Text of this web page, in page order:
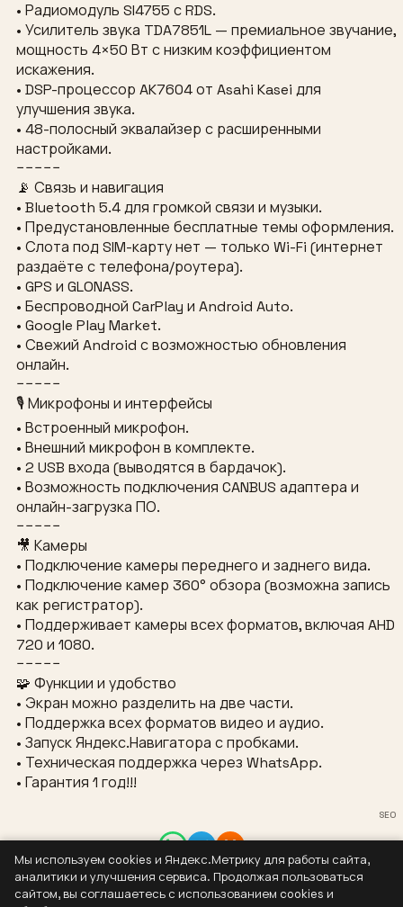
• Радиомодуль SI4755 с RDS.
• Усилитель звука TDA7851L — премиальное звучание,
мощность 4×50 Вт с низким коэффициентом
искажения.
• DSP-процессор AK7604 от Asahi Kasei для
улучшения звука.
• 48-полосный эквалайзер с расширенными
настройками.
−−−−−
📡 Связь и навигация
• Bluetooth 5.4 для громкой связи и музыки.
• Предустановленные бесплатные темы оформления.
• Слота под SIM-карту нет — только Wi-Fi (интернет
раздаёте с телефона/роутера).
• GPS и GLONASS.
• Беспроводной CarPlay и Android Auto.
• Google Play Market.
• Свежий Android с возможностью обновления
онлайн.
−−−−−
🎙 Микрофоны и интерфейсы
• Встроенный микрофон.
• Внешний микрофон в комплекте.
• 2 USB входа (выводятся в бардачок).
• Возможность подключения CANBUS адаптера и
онлайн-загрузка ПО.
−−−−−
🎥 Камеры
• Подключение камеры переднего и заднего вида.
• Подключение камер 360° обзора (возможна запись
как регистратор).
• Поддерживает камеры всех форматов, включая AHD
720 и 1080.
−−−−−
🧩 Функции и удобство
• Экран можно разделить на две части.
• Поддержка всех форматов видео и аудио.
• Запуск Яндекс.Навигатора с пробками.
• Техническая поддержка через WhatsApp.
• Гарантия 1 год!!!
SEO
Контакты
8 (937) 304-44-55
Мы используем cookies и Яндекс.Метрику для работы сайта,
аналитики и улучшения сервиса. Продолжая пользоваться
сайтом, вы соглашаетесь с использованием cookies и